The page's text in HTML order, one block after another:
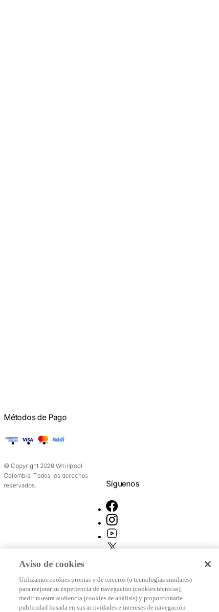
Métodos de Pago
American Express
Visa Mastercard
© Copyright 2026 Whirlpool
Colombia. Todos los derechos
reservados.
Síguenos
Aviso de cookies
Utilizamos cookies propias y de terceros (o tecnologías similares)
para mejorar su experiencia de navegación (cookies técnicas),
medir nuestra audiencia (cookies de análisis) y proporcionarle
publicidad basada en sus actividades e intereses de navegación